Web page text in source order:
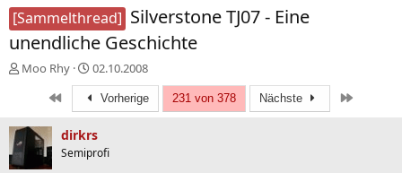
[Sammelthread] Silverstone TJ07 - Eine
unendliche Geschichte
E
e
l
l
Moo Rhy
E
r
t
e
l
02.10.2008
Erste Vorherige 231 von 378 Nächste
dirkrs
Semiprofi